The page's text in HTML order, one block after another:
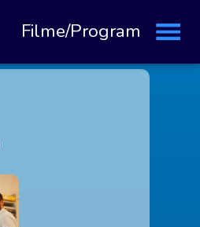
Filme/Program